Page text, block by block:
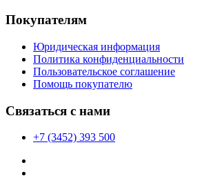
Покупателям
Юридическая информация
Политика конфиденциальности
Пользовательское соглашение
Помощь покупателю
Связаться с нами
+7 (3452) 393 500